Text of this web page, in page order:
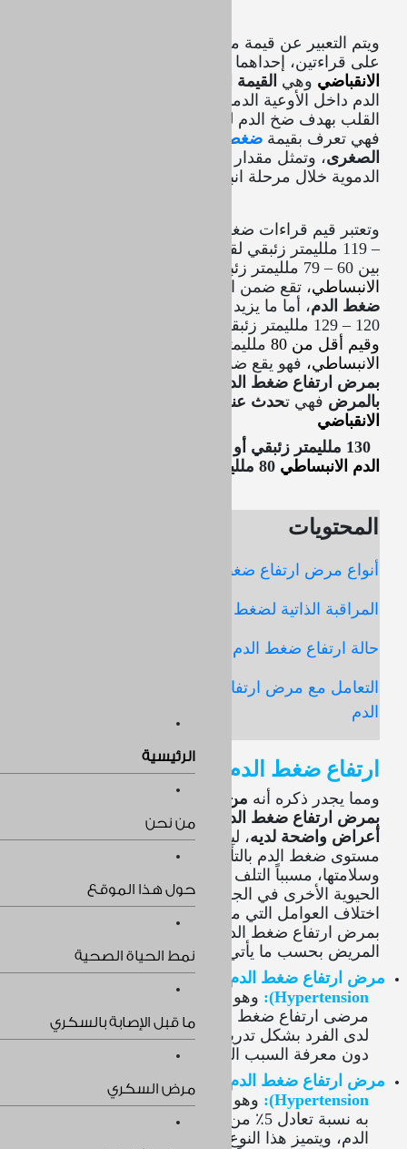
الرئيسية
من نحن
حول هذا الموقع
نمط الحياة الصحية
ما قبل الإصابة بالسكري
مرض السكري
ويتم التعبير عن قيمة مستوى ضغط الدم بالاعتماد
على قراءتين، إحداهما تعرف بـ
الانقباضي وهي القيمة العليا
الدم داخل الأوعية الدموية خلال مرحلة انقباض عضلة
القلب بهدف ضخ الدم لكافة أنحاء الجسم، أما الأخرى
فهي تعرف بقيمة ضغط الدم الانبساطي
الصغرى، وتمثل مقدار ضغط الدم داخل الأوعية
الدموية خلال مرحلة انبساط أو ارتخاء عضلة القلب.
– 119 ملليمتر زئبقي لقيمة
بين 60 – 79 ملليمتر زئبقي لقيمة
الانبساطي، تقع ضمن ا
ضغط الدم، أما ما يزيد عن ذلك بحيث يتراوح ما بين
120 – 129 ملليمتر زئبقي لقيمة
وقيم أقل من 80
ملليمتر زئبقي لقيمة
الانبساطي، فهو يقع ضمن م
بمرض ارتفاع ضغط الدم
بالمرض فهي تحدث عندما تعادل قراءات
الانقباضي
130 ملليمتر
زئبقي أو تزيد عنها،
الدم الانبساطي
المحتويات
أنواع مرض ارتفاع ضغط الدم
المراقبة الذاتية لضغط الدم
حالة ارتفاع ضغط الدم المقاوم
التعامل مع مرض ارتفاع ضغط
الدم
أنواع مرض
ارتفاع ضغط الدم
ومما يجدر ذكره أنه من الممكن أن يصاب الشخص
بمرض ارتفاع ضغط الدم لسنوات عدة، دون ظهور أية
أعراض واضحة لديه، ليستمر الارتفاع الحاصل في
مستوى ضغط الدم بالتأثير على الأوعية الدموية
وسلامتها، مسبباً التلف فيها بالإضافة لعدد من الأعضاء
الحيوية الأخرى في الجسم ومن بينها القلب، مع
اختلاف العوامل التي من الممكن أن تؤدي للإصابة
بمرض ارتفاع ضغط الدم، تبعاً للنوع الذي أصيب به
المريض بحسب ما يأتي:
مرض ارتفاع ضغط الدم الأساسي (Primary
Hypertension
): وهو النوع الذي يصاب به معظم
مرضى ارتفاع ضغط الدم، حيث يميل للتطور والتقدم
لدى الفرد بشكل تدريجي على مدار عدة سنوات،
دون معرفة السبب المؤدي لحدوثه أو الإصابة به.
مرض ارتفاع ضغط الدم الثانوي (
Secondary
Hypertension
): وهو النوع الأقل شيوعا حيث
به نسبة تعادل 5٪ من مجمل مرضى ارتفاع ضغط
الدم، ويتميز هذا النوع بالظهور بشكل مفاجئ لدى